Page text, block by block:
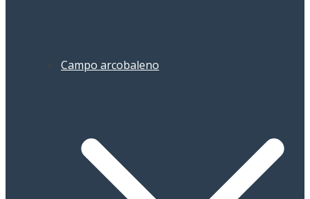
Campo arcobaleno